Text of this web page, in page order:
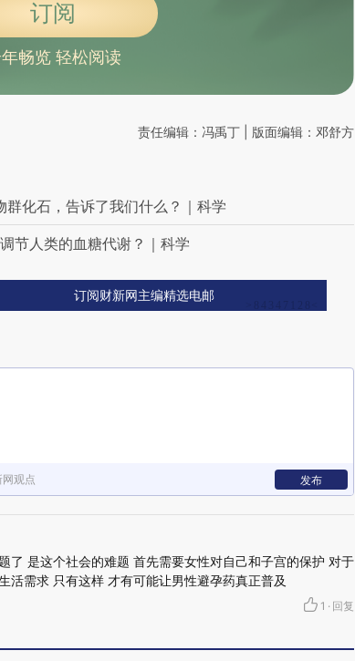
订阅
畅览 轻松阅读
责任编辑：冯禹丁 | 版面编辑：邓舒方
化石，告诉了我们什么？｜科学
节人类的血糖代谢？｜科学
订阅财新网主编精选电邮
观点 发布
了 是这个社会的难题 首先需要女性对自己和子宫的保护 对于
活需求 只有这样 才有可能让男性避孕药真正普及
1 · 回复